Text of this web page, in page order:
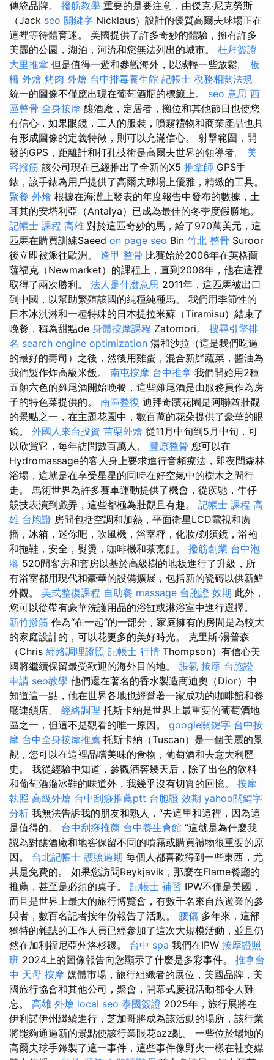
傳統品牌。 撥筋教學 重要的是要注意，由傑克·尼克勞斯
（Jack seo 關鍵字 Nicklaus）設計的優質高爾夫球場正在
這裡等待體育迷。 美國提供了許多奇妙的體驗，擁有許多
美麗的公園，湖泊，河流和您無法列出的城市。 杜拜簽證
大里推拿 但是值得一遊和參觀海外，以減輕一些放鬆。 板
橋 外燴 烤肉 外燴 台中排毒養生館 記帳士 稅務相關法規
統一的圖像不僅應出現在葡萄酒瓶的標籤上。 seo 意思 西
區整骨 全身按摩 釀酒廠，定居者，攤位和其他節日也使您
有信心，如果眼鏡，工人的服裝，噴霧禮物和商業產品也具
有形成圖像的定義特徵，則可以充滿信心。 射擊範圍，開
發的GPS，距離計和打孔技術是高爾夫世界的領導者。 美
容撥筋 該公司現在已經推出了全新的X5 推拿師 GPS手
錶，該手錶為用戶提供了高爾夫球場上優雅，精緻的工具。
聚餐 外燴 根據在海灘上發表的年度報告中發布的數據，土
耳其的安塔利亞（Antalya）已成為最佳的冬季度假勝地。
記帳士 課程 高雄 對於這匹奇妙的馬，給了970萬美元，這
匹馬在購買訓練Saeed on page seo Bin 竹北 整骨 Suroor
後立即被派往歐洲。 逢甲 整骨 比賽始於2006年在英格蘭
薩福克（Newmarket）的課程上，直到2008年，他在這裡
取得了兩次勝利。 法人是什麼意思 2011年，這匹馬被出口
到中國，以幫助繁殖該國的純種純種馬。 我們用季節性的
日本冰淇淋和一種特殊的日本提拉米蘇（Tiramisu）結束了
晚餐，稱為甜點de 身體按摩課程 Zatomori。 搜尋引擎排
名 search engine optimization 湯和沙拉（這是我們吃過
的最好的壽司）之後，然後用雞蛋，混合新鮮蔬菜，醬油為
我們製作炸高級米飯。 南屯按摩 台中推拿 我們開始用2種
五顏六色的雞尾酒開始晚餐，這些雞尾酒是由服務員作為房
子的特色菜提供的。 南區整復 迪拜奇蹟花園是阿聯酋壯觀
的景點之一，在主題花園中，數百萬的花朵提供了豪華的眼
鏡。 外國人來台投資 苗栗外燴 從11月中旬到5月中旬，可
以欣賞它，每年訪問數百萬人。 豐原整骨 您可以在
Hydromassage的客人身上要求進行音頻療法，即夜間森林
浴場，這就是在享受星星的同時在好空氣中的樹木之間行
走。 馬術世界為許多賽車運動提供了機會，從疾馳，牛仔
競技表演到戲弄，這些都極為壯觀且有趣。 記帳士 課程 高
雄 台胞證 房間包括空調和加熱，平面衛星LCD電視和廣
播，冰箱，迷你吧，吹風機，浴室秤，化妝/剃須鏡，浴袍
和拖鞋，安全，熨燙，咖啡機和茶烹飪。 撥筋創業 台中泡
腳 520間客房和套房以基於高級樹的地板進行了升級，所
有浴室都用現代和豪華的設備擴展，包括新的瓷磚以供新鮮
外觀。 美式整復課程 自助餐 massage 台胞證 效期 此外，
您可以從帶有豪華洗護用品的浴缸或淋浴室中進行選擇。
新竹撥筋 作為“在一起”的一部分，家庭擁有的房間是為較大
的家庭設計的，可以花更多的美好時光。 克里斯·湯普森
（Chris 經絡調理證照 記帳士 行情 Thompson）有信心美
國將繼續保留最受歡迎的海外目的地。 脹氣 按摩 台胞證
申請 seo教學 他們還在著名的香水製造商迪奧（Dior）中
知道這一點，他在世界各地也經營著一家成功的咖啡館和餐
廳連鎖店。 經絡調理 托斯卡納是世界上最重要的葡萄酒地
區之一，但這不是觀看的唯一原因。 google關鍵字 台中按
摩 台中全身按摩推薦 托斯卡納（Tuscan）是一個美麗的景
觀，您可以在這裡品嚐美味的食物，葡萄酒和去意大利歷
史。 我從經驗中知道，參觀酒窖幾天后，除了出色的飲料
和葡萄酒溜冰鞋的味道外，我幾乎沒有切實的回憶。 按摩
執照 高級外燴 台中刮痧推薦ptt 台胞證 效期 yahoo關鍵字
分析 我無法告訴我的朋友和熟人，“去這里和這裡，因為這
是值得的。 台中刮痧推薦 台中養生會館 ”這就是為什麼我
認為對釀酒廠和地窖保留不同的噴霧或購買禮物很重要的原
因。 台北記帳士 護照過期 每個人都喜歡得到一些東西，尤
其是免費的。 如果您訪問Reykjavik，那麼在Flame餐廳的
推薦，甚至是必須的桌子。 記帳士 補習 IPW不僅是美國，
而且是世界上最大的旅行博覽會，有數千名來自旅遊業的參
與者，數百名記者按年份報告了活動。 腰傷 多年來，這部
獨特的雜誌的工作人員已經參加了這次大規模活動，並且仍
然在加利福尼亞州洛杉磯。 台中 spa 我們在IPW 按摩證照
班 2024上的圖像報告向您顯示了什麼是多彩事件。 推拿台
中 天母 按摩 媒體市場，旅行組織者的展位，美國品牌，美
國旅行協會和其他公司，聚會，開幕式慶祝活動都令人難
忘。 高雄 外燴 local seo 泰國簽證 2025年，旅行展將在
伊利諾伊州繼續進行，芝加哥將成為該活動的場所，該行業
將能夠通過新的景點使該行業眼花azz亂。 一些位於場地的
高爾夫球手錄製了這一事件，這些事件像野火一樣在社交媒